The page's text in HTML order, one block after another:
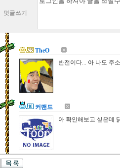
덧글쓰기
TheO
반전이다... 아 나도 주
커맨드
아 확인해보고 싶은데